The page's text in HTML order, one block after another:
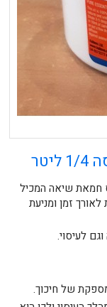
חמאת שיאה המכיל
זמן ומניעת
לעיסוי.
של חיכוך.